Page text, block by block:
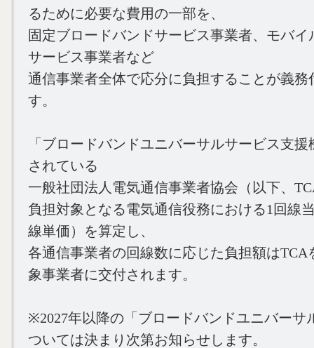
るために必要な費用の一部を、
固定ブロードバンドサービス事業者、モバ
サービス事業者など
通信事業者全体で応分に負担することが義務
す。
「ブロードバンドユニバーサルサービス支
されている
一般社団法人電気通信事業者協会（以下、
負担対象となる電気通信役務における1回線
線単価）を算定し、
各通信事業者の回線数に応じた負担額はTCA
象事業者に交付されます。
※2027年以降の「ブロードバンドユニバーサ
ついては決まり次第お知らせします。